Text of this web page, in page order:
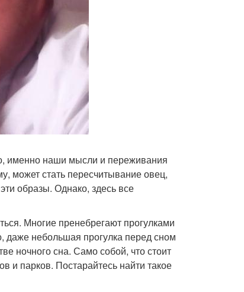
именно наши мысли и переживания
может стать пересчитывание овец,
образы. Однако, здесь все
Многие пренебрегают прогулками
даже небольшая прогулка перед сном
ночного сна. Само собой, что стоит
и парков. Постарайтесь найти такое